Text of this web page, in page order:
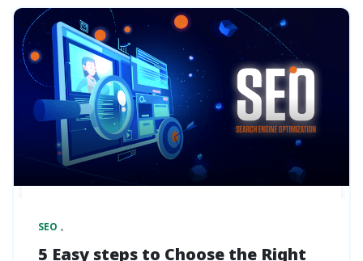
SEO
5 Easy steps to Choose the Right